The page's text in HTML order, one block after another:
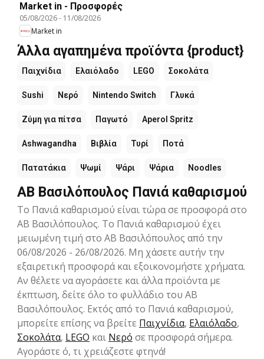
Market in - Προσφορές
05/08/2026- 11/08/2026
Market in
Άλλα αγαπημένα προϊόντα {product}
Παιχνίδια Ελαιόλαδο LEGO Σοκολάτα
Sushi Νερό Nintendo Switch Γλυκά
Ζύμη για πίτσα Παγωτό Aperol Spritz
Ashwagandha Βιβλία Τυρί Ποτά
Πατατάκια Ψωμί Ψάρι Ψάρια Noodles
ΑΒ Βασιλόπουλος Πανιά καθαρισμού
Το Πανιά καθαρισμού είναι τώρα σε προσφορά στο
ΑΒ Βασιλόπουλος. Το Πανιά καθαρισμού έχει
μειωμένη τιμή στο ΑΒ Βασιλόπουλος από την
06/08/2026 - 26/08/2026. Μη χάσετε αυτήν την
εξαιρετική προσφορά και εξοικονομήστε χρήματα.
Αν θέλετε να αγοράσετε και άλλα προϊόντα με
έκπτωση, δείτε όλο το φυλλάδιο του ΑΒ
Βασιλόπουλος. Εκτός από το Πανιά καθαρισμού,
μπορείτε επίσης να βρείτε Παιχνίδια, Ελαιόλαδο,
Σοκολάτα, LEGO και Νερό σε προσφορά σήμερα.
Αγοράστε ό, τι χρειάζεστε φτηνά!